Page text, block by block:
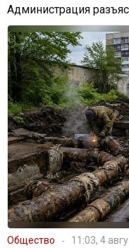
Администрация
Общество 11:03, 4